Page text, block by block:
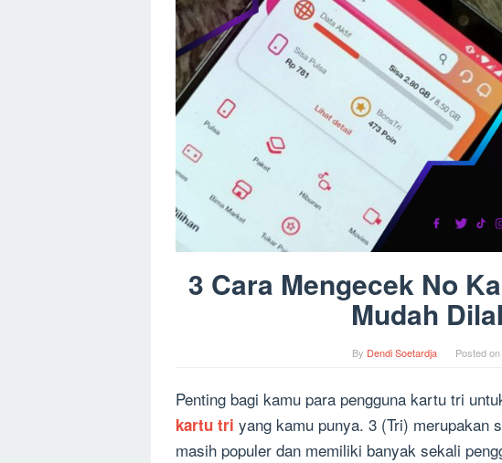
3 Cara Mengecek No
Mudah
By Dendi Soetardja Posted on
Penting bagi kamu para pengguna kartu tri
kartu tri yang kamu punya. 3 (Tri) merupakan
masih populer dan memiliki banyak sekali